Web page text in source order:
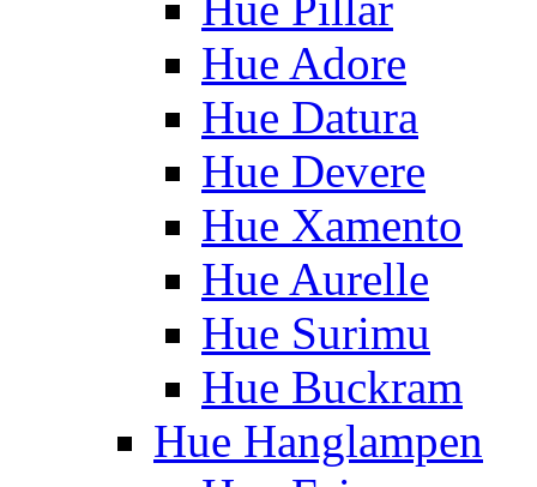
Hue Adore
Hue Datura
Hue Devere
Hue Xamento
Hue Aurelle
Hue Surimu
Hue Buckram
Hue Hanglampen